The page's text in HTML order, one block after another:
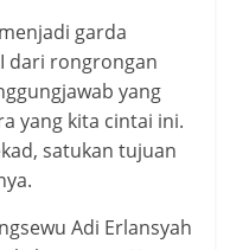
garda
dari rongrongan
yang
yang kita cintai ini.
satukan tujuan
Adi Erlansyah